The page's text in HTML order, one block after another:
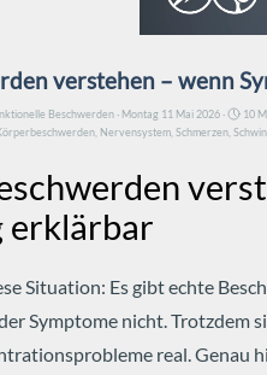
verstehen – wenn
Beschwerden· Montag 11 Mai 2026 ·
10
, Nervensystem,Schmerzen,
erklärbar
Situation: Es gibt echte
Symptome nicht. Trotzdem
real.Genau